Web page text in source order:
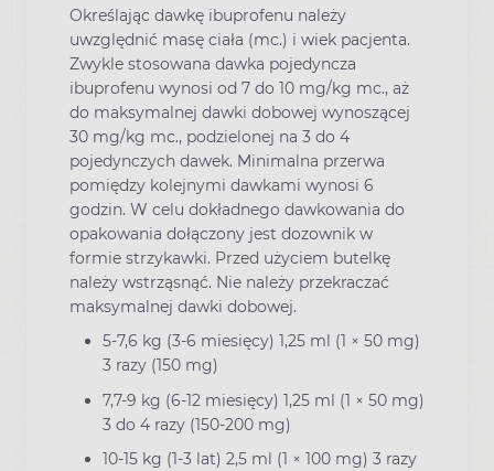
Określając dawkę ibuprofenu należy
uwzględnić masę ciała (mc.) i wiek pacjenta.
Zwykle stosowana dawka pojedyncza
ibuprofenu wynosi od 7 do 10 mg/kg mc., aż
do maksymalnej dawki dobowej wynoszącej
30 mg/kg mc., podzielonej na 3 do 4
pojedynczych dawek. Minimalna przerwa
pomiędzy kolejnymi dawkami wynosi 6
godzin. W celu dokładnego dawkowania do
opakowania dołączony jest dozownik w
formie strzykawki. Przed użyciem butelkę
należy wstrząsnąć. Nie należy przekraczać
maksymalnej dawki dobowej.
5-7,6 kg (3-6 miesięcy) 1,25 ml (1 × 50 mg)
3 razy (150 mg)
7,7-9 kg (6-12 miesięcy) 1,25 ml (1 × 50 mg)
3 do 4 razy (150-200 mg)
10-15 kg (1-3 lat) 2,5 ml (1 × 100 mg) 3 razy